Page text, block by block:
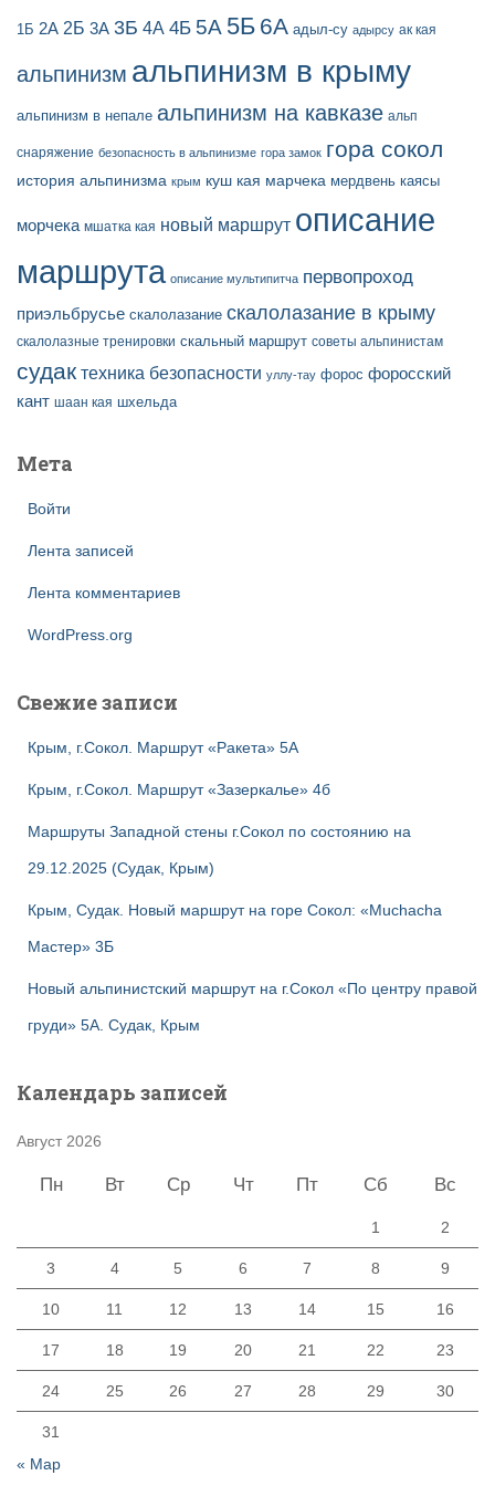
1Б 2А 2Б 3А 3Б 4А 4Б 5А 5Б 6А адыл-су адырсу ак кая
альпинизм альпинизм в крыму
альпинизм в непале альпинизм на кавказе альп
снаряжение безопасность в альпинизме гора замок гора сокол
история альпинизма крым куш кая марчека мердвень каясы
морчека мшатка кая новый маршрут описание
маршрута описание мультипитча первопроход
приэльбрусье скалолазание скалолазание в крыму
скалолазные тренировки скальный маршрут советы альпинистам
судак техника безопасности уллу-тау форос форосский
кант шаан кая шхельда
Мета
Войти
Лента записей
Лента комментариев
WordPress.org
Свежие записи
Крым, г.Сокол. Маршрут «Ракета» 5А
Крым, г.Сокол. Маршрут «Зазеркалье» 4б
Маршруты Западной стены г.Сокол по состоянию на
29.12.2025 (Судак, Крым)
Крым, Судак. Новый маршрут на горе Сокол: «Muchacha
Мастер» 3Б
Новый альпинистский маршрут на г.Сокол «По центру правой
груди» 5А. Судак, Крым
Календарь записей
Август 2026
Пн Вт Ср Чт Пт Сб Вс
1 2
3 4 5 6 7 8 9
10 11 12 13 14 15 16
17 18 19 20 21 22 23
24 25 26 27 28 29 30
31
« Мар